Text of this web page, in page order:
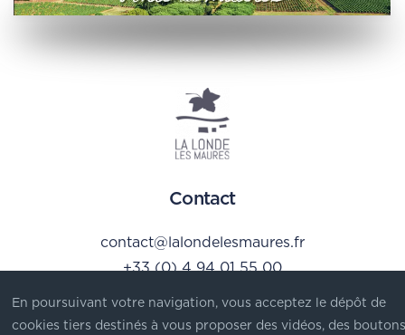
Hôtel de Ville
Contact
contact@lalondelesmaures.fr
+33 (0) 4 94 01 55 00
En poursuivant votre navigation, vous acceptez le dépôt de
cookies tiers destinés à vous proposer des vidéos, des